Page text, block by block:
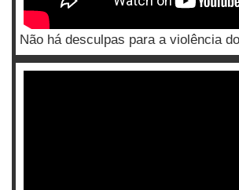
Não há desculpas para a violência